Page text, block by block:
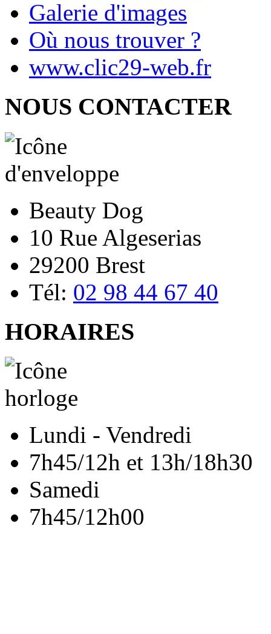
Galerie d'images
Où nous trouver ?
www.clic29-web.fr
NOUS CONTACTER
Beauty Dog
10 Rue Algeserias
29200 Brest
Tél: 02 98 44 67 40
HORAIRES
Lundi - Vendredi
7h45/12h et 13h/18h30
Samedi
7h45/12h00